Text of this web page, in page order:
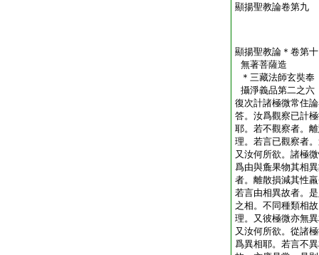
顯揚聖教論卷第九
顯揚聖教論＊卷第十
無著菩薩造
＊三藏法師玄奘
攝淨義品第二之六
復次計諸極微常住
答。汝爲觀察已計
耶。若不觀察者。
理。若言已觀察者
又汝何所欲。諸極
爲由與麁果物其相
者。離散損減其性
若言由相異故者。
之相。不同種類相
理。又彼極微亦無
又汝何所欲。從諸
爲異相耶。若言不